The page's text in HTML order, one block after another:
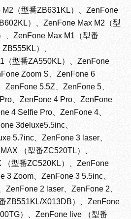
M2（型番ZB631KL）、ZenFone
）、ZenFone Max M2（型
、ZenFone Max M1（型番
ZB555KL）、
（型番ZA550KL）、ZenFone
Zoom S、ZenFone 6
ZenFone 5,5Z、ZenFone 5、
、ZenFone 4 Pro、ZenFone
4 Selfie Pro、ZenFone 4、
3deluxe5.5inc、
5.7inc、ZenFone 3 laser、
（型番ZC520TL）、
（型番ZC520KL）、ZenFone
3 Zoom、ZenFone 3 5.5inc、
ZenFone 2 laser、ZenFone 2、
ZB551KL/X013DB）、ZenFone
）、ZenFone live （型番